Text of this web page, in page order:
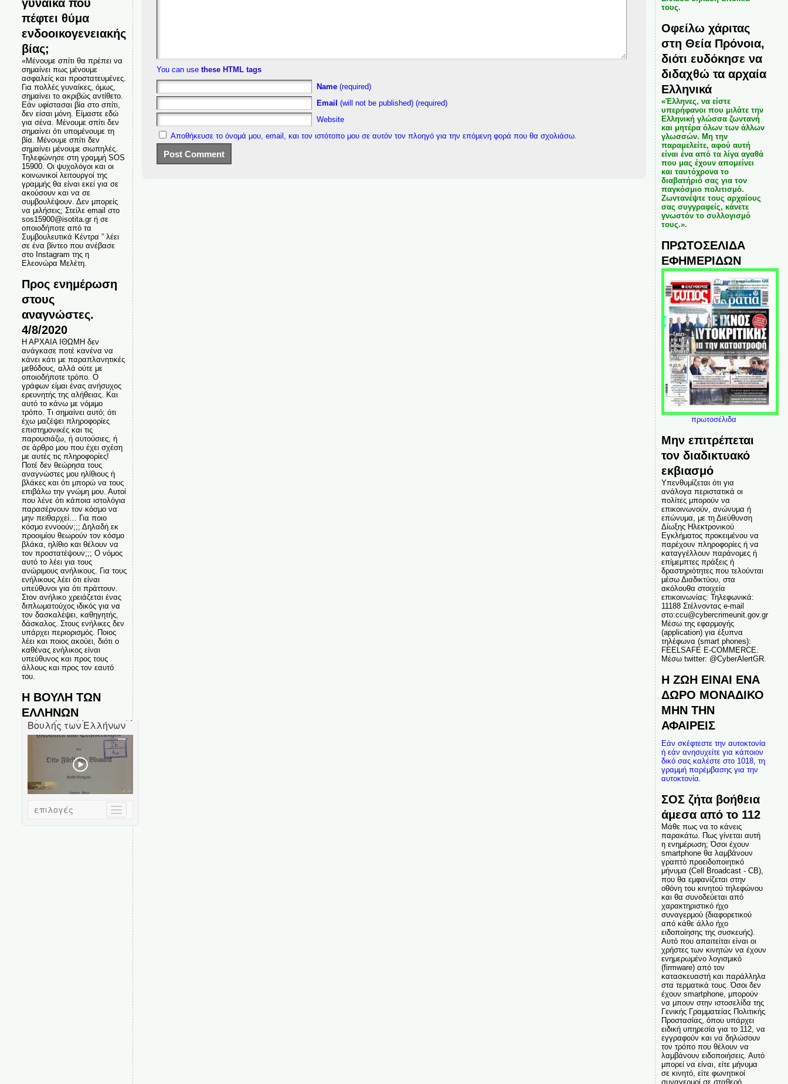
πέφτει θύμα
ενδοοικογενειακής
βίας;
«Μένουμε σπίτι θα πρέπει να
σημαίνει πως μένουμε
ασφαλείς και προστατευμένες.
Για πολλές γυναίκες, όμως,
σημαίνει το ακριβώς αντίθετο.
Εάν υφίστασαι βία στο σπίτι,
δεν είσαι μόνη. Είμαστε εδώ
για σένα. Μένουμε σπίτι δεν
σημαίνει ότι υπομένουμε τη
βία. Μένουμε σπίτι δεν
σημαίνει μένουμε σιωπηλές.
Τηλεφώνησε στη γραμμή SOS
15900. Οι ψυχολόγοι και οι
κοινωνικοί λειτουργοί της
γραμμής θα είναι εκεί για σε
ακούσουν και να σε
συμβουλέψουν. Δεν μπορείς
να μιλήσεις; Στείλε email στο
sos15900@isotita.gr ή σε
οποιοδήποτε από τα
Συμβουλευτικά Κέντρα ” λέει
σε ένα βίντεο που ανέβασε
στο Instagram της η
Ελεονώρα Μελέτη.
Προς ενημέρωση
στους
αναγνώστες.
4/8/2020
Η ΑΡΧΑΙΑ ΙΘΩΜΗ δεν
ανάγκασε ποτέ κανένα να
κάνει κάτι με παραπλανητικές
μεθόδους, αλλά ούτε με
οποιοδήποτε τρόπο. Ο
γράφων είμαι ένας ανήσυχος
ερευνητής της αλήθειας. Και
αυτό το κάνω με νόμιμο
τρόπο. Τι σημαίνει αυτό; ότι
έχω μαζέψει πληροφορίες
επιστημονικές και τις
παρουσιάζω, ή αυτούσιες, ή
σε άρθρο μου που έχει σχέση
με αυτές τις πληροφορίες!
Ποτέ δεν θεώρησα τους
αναγνώστες μου ηλίθιους ή
βλάκες και ότι μπορώ να τους
επιβάλω την γνώμη μου. Αυτοί
που λένε ότι κάποια ιστολόγια
παρασέρνουν τον κόσμο να
μην πειθαρχεί… Για ποιο
κόσμο εννοούν;;; Δηλαδή εκ
προοιμίου θεωρούν τον κόσμο
βλάκα, ηλίθιο και θέλουν να
τον προστατέψουν;;; Ο νόμος
αυτό το λέει για τους
ανώριμους ανήλικους. Για τους
ενήλικους λέει ότι είναι
υπεύθυνοι για ότι πράττουν.
Στον ανήλικο χρειάζεται ένας
διπλωματούχος ιδικός για να
τον δασκαλέψει, καθηγητής,
δάσκαλος. Στους ενήλικες δεν
υπάρχει περιορισμός. Ποιος
λέει και ποιος ακούει, διότι ο
καθένας ενήλικος είναι
υπεύθυνος και προς τους
άλλους και προς τον εαυτό
του.
Η ΒΟΥΛΗ ΤΩΝ
ΕΛΛΗΝΩΝ
You can use these HTML tags
Name (required)
Email (will not be published) (required)
Website
Αποθήκευσε το όνομά μου, email, και τον ιστότοπο μου σε αυτόν τον πλοηγό για την επόμενη φορά που θα σχολιάσω.
τους.
Οφείλω χάριτας
στη Θεία Πρόνοια,
διότι ευδόκησε να
διδαχθώ τα αρχαία
Ελληνικά
«Έλληνες, να είστε
υπερήφανοι που μιλάτε την
Ελληνική γλώσσα ζωντανή
και μητέρα όλων των άλλων
γλωσσών. Μη την
παραμελείτε, αφού αυτή
είναι ένα από τα λίγα αγαθά
που μας έχουν απομείνει
και ταυτόχρονα το
διαβατήριό σας για τον
παγκόσμιο πολιτισμό.
Ζωντανέψτε τους αρχαίους
σας συγγραφείς, κάνετε
γνωστόν το συλλογισμό
τους.».
ΠΡΩΤΟΣΕΛΙΔΑ
ΕΦΗΜΕΡΙΔΩΝ
πρωτοσέλιδα
Μην επιτρέπεται
τον διαδικτυακό
εκβιασμό
Υπενθυμίζεται ότι για
ανάλογα περιστατικά οι
πολίτες μπορούν να
επικοινωνούν, ανώνυμα ή
επώνυμα, με τη Διεύθυνση
Δίωξης Ηλεκτρονικού
Εγκλήματος προκειμένου να
παρέχουν πληροφορίες ή να
καταγγέλλουν παράνομες ή
επίμεμπτες πράξεις ή
δραστηριότητες που τελούνται
μέσω Διαδικτύου, στα
ακόλουθα στοιχεία
επικοινωνίας: Τηλεφωνικά:
11188 Στέλνοντας e-mail
στο:ccu@cybercrimeunit.gov.gr
Μέσω της εφαρμογής
(application) για έξυπνα
τηλέφωνα (smart phones):
FEELSAFE E-COMMERCE.
Μέσω twitter: @CyberAlertGR.
Η ΖΩΗ ΕΙΝΑΙ ΕΝΑ
ΔΩΡΟ ΜΟΝΑΔΙΚΟ
ΜΗΝ ΤΗΝ
ΑΦΑΙΡΕΙΣ
Εάν σκέφτεστε την αυτοκτονία
ή εάν ανησυχείτε για κάποιον
δικό σας καλέστε στο 1018, τη
γραμμή παρέμβασης για την
αυτοκτονία.
ΣΟΣ ζήτα βοήθεια
άμεσα από το 112
Μάθε πως να το κάνεις
παρακάτω. Πως γίνεται αυτή
η ενημέρωση; Όσοι έχουν
smartphone θα λαμβάνουν
γραπτό προειδοποιητικό
μήνυμα (Cell Broadcast - CB),
που θα εμφανίζεται στην
οθόνη του κινητού τηλεφώνου
και θα συνοδεύεται από
χαρακτηριστικό ήχο
συναγερμού (διαφορετικού
από κάθε άλλο ήχο
ειδοποίησης της συσκευής).
Αυτό που απαιτείται είναι οι
χρήστες των κινητών να έχουν
ενημερωμένο λογισμικό
(firmware) από τον
κατασκευαστή και παράλληλα
στα τερματικά τους. Όσοι δεν
έχουν smartphone, μπορούν
να μπουν στην ιστοσελίδα της
Γενικής Γραμματείας Πολιτικής
Προστασίας, όπου υπάρχει
ειδική υπηρεσία για το 112, να
εγγραφούν και να δηλώσουν
τον τρόπο που θέλουν να
λαμβάνουν ειδοποιήσεις. Αυτό
μπορεί να είναι, είτε μήνυμα
σε κινητό, είτε φωνητικοί
συναγερμοί σε σταθερό